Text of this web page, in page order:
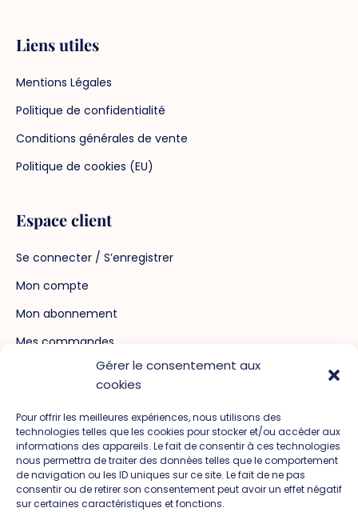
Gérer le consentement aux
cookies
Pour offrir les meilleures expériences, nous utilisons des
technologies telles que les cookies pour stocker et/ou accéder aux
informations des appareils. Le fait de consentir à ces technologies
nous permettra de traiter des données telles que le comportement
de navigation ou les ID uniques sur ce site. Le fait de ne pas
consentir ou de retirer son consentement peut avoir un effet négatif
sur certaines caractéristiques et fonctions.
Liens utiles
Mentions Légales
Politique de confidentialité
Conditions générales de vente
Politique de cookies (EU)
Espace client
Se connecter / S’enregistrer
Mon compte
Mon abonnement
Mes commandes
Mot de passe perdu
Crédits
Crédits photos :Diane CORJON photographie,
et Marie CORJON.
Vidéo drone :J DRONE